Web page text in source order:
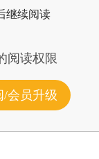
继续阅读
阅读权限
/会员升级